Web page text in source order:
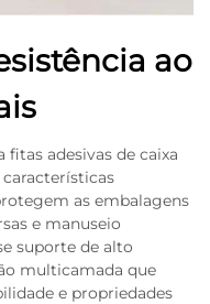
ao
adesivas de caixa
as embalagens
e manuseio
suporte de alto
multicamada que
e propriedades